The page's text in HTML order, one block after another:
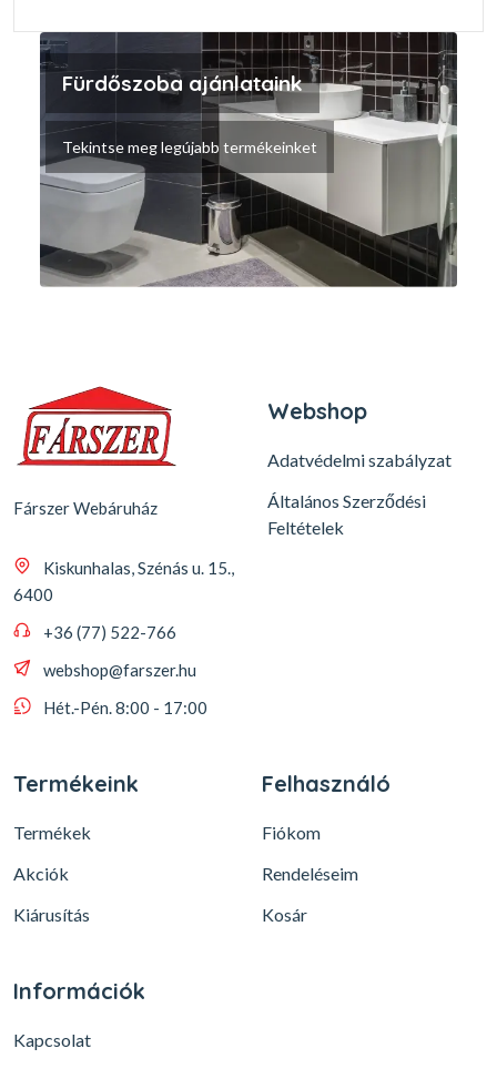
Fürdőszoba ajánlataink
Tekintse meg legújabb termékeinket
Fárszer Webáruház
Kiskunhalas, Szénás u. 15.,
6400
+36 (77) 522-766
webshop@farszer.hu
Hét.-Pén. 8:00 - 17:00
Webshop
Adatvédelmi szabályzat
Általános Szerződési
Feltételek
Termékeink
Termékek
Akciók
Kiárusítás
Felhasználó
Fiókom
Rendeléseim
Kosár
Információk
Kapcsolat